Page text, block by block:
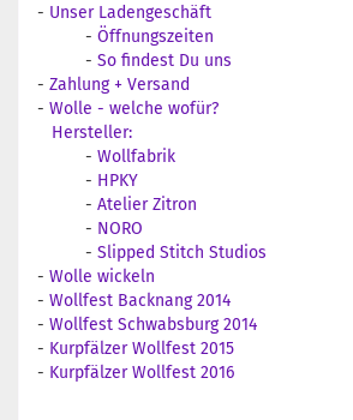
- Unser Ladengeschäft
- Öffnungszeiten
- So findest Du uns
- Zahlung + Versand
- Wolle - welche wofür?
Hersteller:
- Wollfabrik
- HPKY
- Atelier Zitron
- NORO
- Slipped Stitch Studios
- Wolle wickeln
- Wollfest Backnang 2014
- Wollfest Schwabsburg 2014
- Kurpfälzer Wollfest 2015
- Kurpfälzer Wollfest 2016